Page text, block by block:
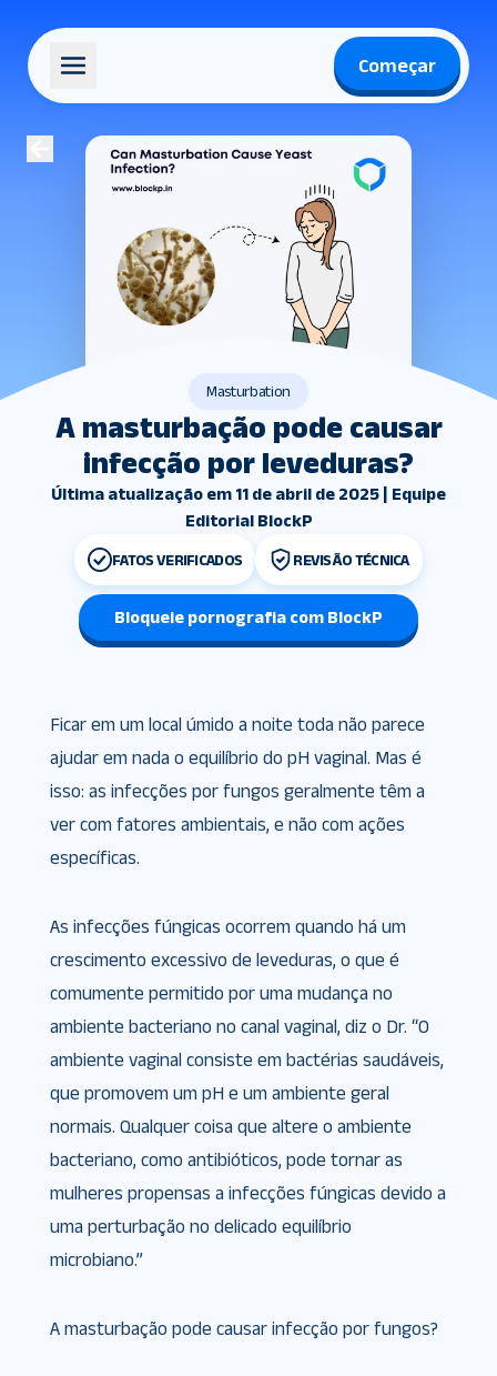
Começar
Masturbation
A masturbação pode causar
infecção por leveduras?
Última atualização em 11 de abril de 2025 | Equipe
Editorial BlockP
FATOS VERIFICADOS REVISÃO TÉCNICA
Bloqueie pornografia com BlockP
Ficar em um local úmido a noite toda não parece
ajudar em nada o equilíbrio do pH vaginal. Mas é
isso: as infecções por fungos geralmente têm a
ver com fatores ambientais, e não com ações
específicas.
As infecções fúngicas ocorrem quando há um
crescimento excessivo de leveduras, o que é
comumente permitido por uma mudança no
ambiente bacteriano no canal vaginal, diz o Dr. “O
ambiente vaginal consiste em bactérias saudáveis,
que promovem um pH e um ambiente geral
normais. Qualquer coisa que altere o ambiente
bacteriano, como antibióticos, pode tornar as
mulheres propensas a infecções fúngicas devido a
uma perturbação no delicado equilíbrio
microbiano.”
A masturbação pode causar infecção por fungos?